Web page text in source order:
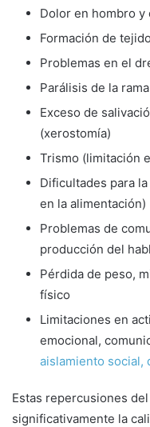
Dolor en hombro y
Formación de
Problemas en el
Parálisis de la
Exceso de
(xerostomía)
Trismo (limitación
Dificultades para
en la alimentación)
Problemas de
producción del
Pérdida de peso,
físico
Limitaciones en
emocional,
aislamiento social,
Estas repercusiones
significativamente la